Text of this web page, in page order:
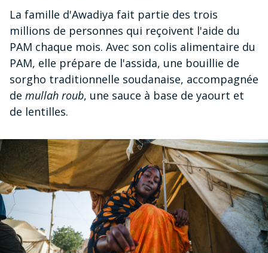
La famille d'Awadiya fait partie des trois
millions de personnes qui reçoivent l'aide du
PAM chaque mois. Avec son colis alimentaire du
PAM, elle prépare de l'assida, une bouillie de
sorgho traditionnelle soudanaise, accompagnée
de mullah roub, une sauce à base de yaourt et
de lentilles.